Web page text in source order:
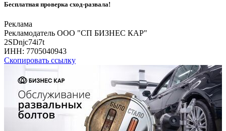
Бесплатная проверка сход-развала!
Реклама
Рекламодатель ООО "СП БИЗНЕС КАР"
2SDnjc74i7t
ИНН: 7705040943
Скопировать ссылку